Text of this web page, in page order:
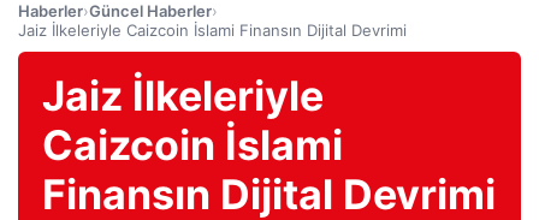
Haberler›Güncel Haberler›
Jaiz İlkeleriyle Caizcoin İslami Finansın Dijital Devrimi
Jaiz İlkeleriyle
Caizcoin İslami
Finansın Dijital Devrimi